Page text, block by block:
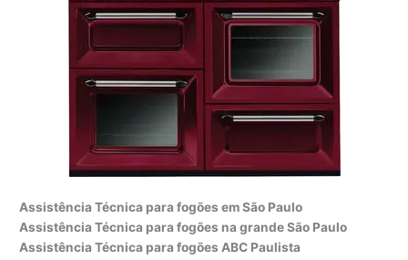
Assistência Técnica para fogões em São Paulo
Assistência Técnica para fogões na grande São Paulo
Assistência Técnica para fogões ABC Paulista